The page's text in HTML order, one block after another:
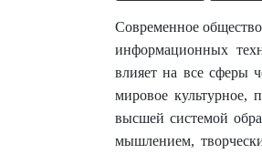
Современное
информационных
влияет на все сферы
мировое культурное,
высшей системой
мышлением,